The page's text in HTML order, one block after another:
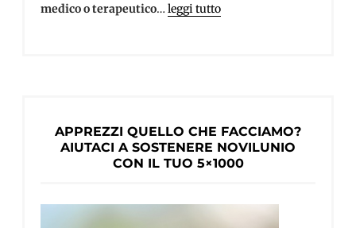
medico o terapeutico…leggi tutto
APPREZZI QUELLO CHE FACCIAMO?
AIUTACI A SOSTENERE NOVILUNIO
CON IL TUO 5×1000